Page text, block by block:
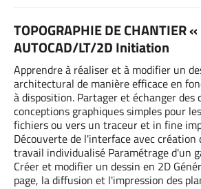
TOPOGRAPHIE DE CHANTIER « Module 3 » –
AUTOCAD/LT/2D Initiation
Apprendre à réaliser et à modifier un
architectural de manière efficace en
à disposition. Partager et échanger des
conceptions graphiques simples pour
fichiers ou vers un traceur et in fine
Découverte de l'interface avec création
travail individualisé Paramétrage d'un
Créer et modifier un dessin en 2D
page, la diffusion et l'impression des